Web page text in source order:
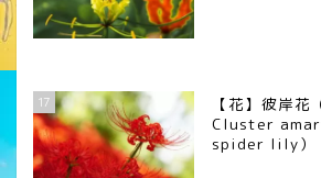
17
【花】彼岸
Cluster
spider lily）